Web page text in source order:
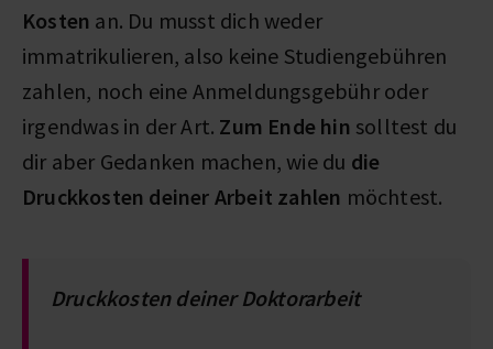
Kosten an. Du musst dich weder
immatrikulieren, also keine Studiengebühren
zahlen, noch eine Anmeldungsgebühr oder
irgendwas in der Art. Zum Ende hin solltest du
dir aber Gedanken machen, wie du die
Druckkosten deiner Arbeit zahlen möchtest.
Druckkosten deiner Doktorarbeit